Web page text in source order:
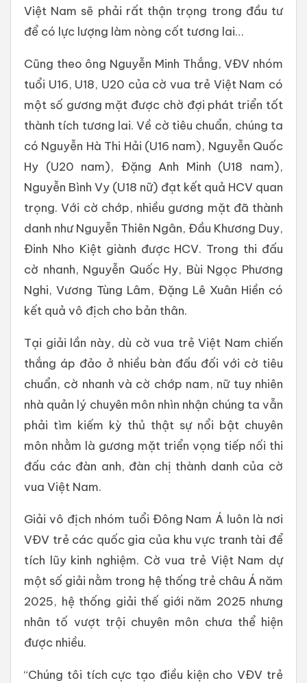
Việt Nam sẽ phải rất thận trọng trong đầu tư
để có lực lượng làm nòng cốt tương lai…
Cũng theo ông Nguyễn Minh Thắng, VĐV nhóm
tuổi U16, U18, U20 của cờ vua trẻ Việt Nam có
một số gương mặt được chờ đợi phát triển tốt
thành tích tương lai. Về cờ tiêu chuẩn, chúng ta
có Nguyễn Hà Thi Hải (U16 nam), Nguyễn Quốc
Hy (U20 nam), Đặng Anh Minh (U18 nam),
Nguyễn Bình Vy (U18 nữ) đạt kết quả HCV quan
trọng. Với cờ chớp, nhiều gương mặt đã thành
danh như Nguyễn Thiên Ngân, Đầu Khương Duy,
Đinh Nho Kiệt giành được HCV. Trong thi đấu
cờ nhanh, Nguyễn Quốc Hy, Bùi Ngọc Phương
Nghi, Vương Tùng Lâm, Đặng Lê Xuân Hiền có
kết quả vô địch cho bản thân.
Tại giải lần này, dù cờ vua trẻ Việt Nam chiến
thắng áp đảo ở nhiều bàn đấu đối với cờ tiêu
chuẩn, cờ nhanh và cờ chớp nam, nữ tuy nhiên
nhà quản lý chuyên môn nhìn nhận chúng ta vẫn
phải tìm kiếm kỳ thủ thật sự nổi bật chuyên
môn nhằm là gương mặt triển vọng tiếp nối thi
đấu các đàn anh, đàn chị thành danh của cờ
vua Việt Nam.
Giải vô địch nhóm tuổi Đông Nam Á luôn là nơi
VĐV trẻ các quốc gia của khu vực tranh tài để
tích lũy kinh nghiệm. Cờ vua trẻ Việt Nam dự
một số giải nằm trong hệ thống trẻ châu Á năm
2025, hệ thống giải thế giới năm 2025 nhưng
nhân tố vượt trội chuyên môn chưa thể hiện
được nhiều.
“Chúng tôi tích cực tạo điều kiện cho VĐV trẻ